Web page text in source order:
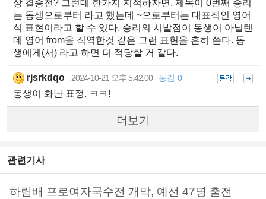
상 결승전? 그런데 한가지 지적하자면, 제목이 0번째 승리
는 동생으로부터 라고 했는데 ~으로부터는 대표적인 영어
식 표현이라고 할 수 있다. 승리의 시발점이 동생이 아닐텐
데 영어 from을 직역한것 같은 그런 표현을 흔히 쓴다. 동
생에게(서) 라고 하면 더 적당할 거 같다.
rjsrkdqo 2024-10-21 오후 5:42:00 동감 0
동생이 화난 표정. ㅋㅋ!
더보기
관련기사
하림배 프로여자국수전 개막, 예선 47명 출전